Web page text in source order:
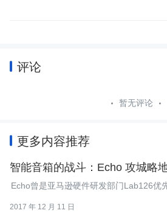
评论
暂无评论
更多内容推荐
智能音箱的战斗：Echo 攻城略
Echo曾是亚马逊硬件研发部门Lab126优
2017 年 12 月 11 日